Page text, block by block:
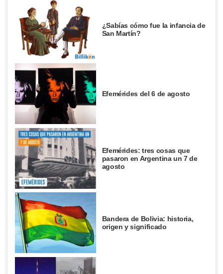
¿Sabías cómo fue la infancia de
San Martín?
Efemérides del 6 de agosto
Efemérides: tres cosas que
pasaron en Argentina un 7 de
agosto
Bandera de Bolivia: historia,
origen y significado